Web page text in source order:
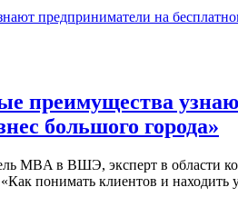
преимущества
большого города»
MBA в ВШЭ, эксперт в области
понимать клиентов и